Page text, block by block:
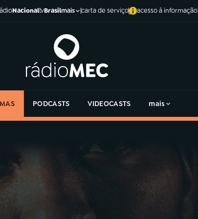
NacionaltvBrasilmais carta de serviço acesso à informação
PODCASTS VIDEOCASTS mais